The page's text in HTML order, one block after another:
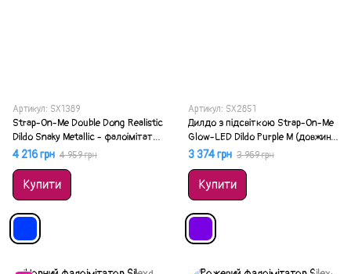
Артикул: SX1389
Strap-On-Me Double Dong Realistic
Dildo Snaky Metallic - фалоімітатор
4,6 см, 3,7 см
4 216 грн 4 959 грн
Купити
Артикул: SX2851
Дилдо з підсвіткою Strap-On-Me
Glow-LED Dildo Purple M (довжина
18 см, діаметр 3,3 см)
3 374 грн 3 969 грн
Купити